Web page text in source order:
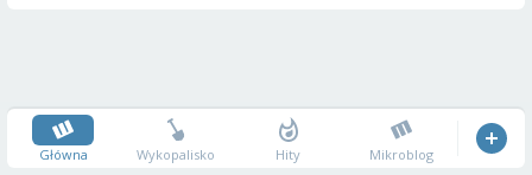
Główna Wykopalisko Hity Mikroblog